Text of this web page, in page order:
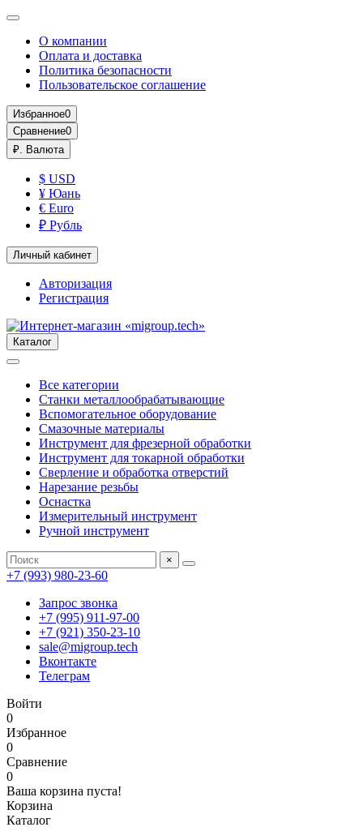
О компании
Оплата и доставка
Политика безопасности
Пользовательское соглашение
Избранное0
Сравнение0
₽. Валюта
$ USD
¥ Юань
€ Euro
₽ Рубль
Личный кабинет
Авторизация
Регистрация
Каталог
Все категории
Станки металлообрабатывающие
Вспомогательное оборудование
Смазочные материалы
Инструмент для фрезерной обработки
Инструмент для токарной обработки
Сверление и обработка отверстий
Нарезание резьбы
Оснастка
Измерительный инструмент
Ручной инструмент
×
+7 (993) 980-23-60
Запрос звонка
+7 (995) 911-97-00
+7 (921) 350-23-10
sale@migroup.tech
Вконтакте
Телеграм
Войти
0
Избранное
0
Сравнение
0
Ваша корзина пуста!
Корзина
Каталог